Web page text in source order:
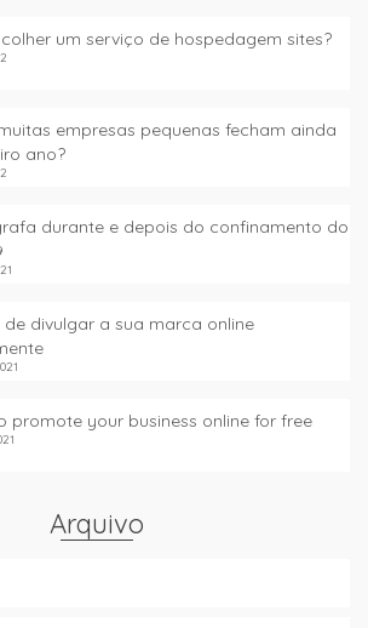
um serviço de hospedagem sites?
empresas pequenas fecham ainda
ano?
durante e depois do confinamento do
de divulgar a sua marca online
promote your business online for free
Arquivo